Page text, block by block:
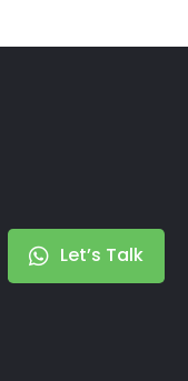
Let’s Talk